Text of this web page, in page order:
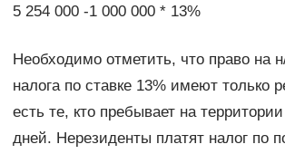
5 254 000 -1 000 000 * 13%
Необходимо отметить, что право на
налога по ставке 13% имеют только
есть те, кто пребывает на
дней. Нерезиденты платят налог по